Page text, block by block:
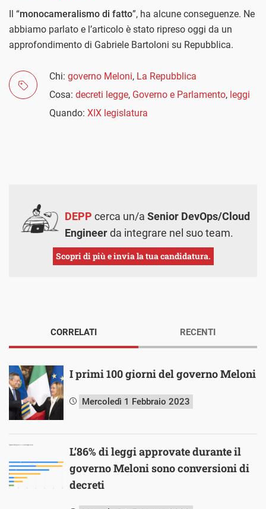
Il “monocameralismo di fatto”, ha alcune conseguenze. Ne
abbiamo parlato e l’articolo è stato ripreso oggi da un
approfondimento di Gabriele Bartoloni su Repubblica.
Chi: governo Meloni, La Repubblica
Cosa: decreti legge, Governo e Parlamento, leggi
Quando: XIX legislatura
DEPP cerca un/a Senior DevOps/Cloud
Engineerda integrare nel suo team.
Scopri di più e invia la tua candidatura.
CORRELATI
I primi 100 giorni del governo Meloni
Mercoledì 1 Febbraio 2023
L’86% di leggi approvate durante il
governo Meloni sono conversioni di
decreti
RECENTI